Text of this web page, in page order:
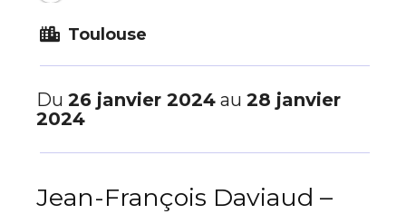
Toulouse
Du 26 janvier 2024 au 28 janvier
2024
Jean-François Daviaud –